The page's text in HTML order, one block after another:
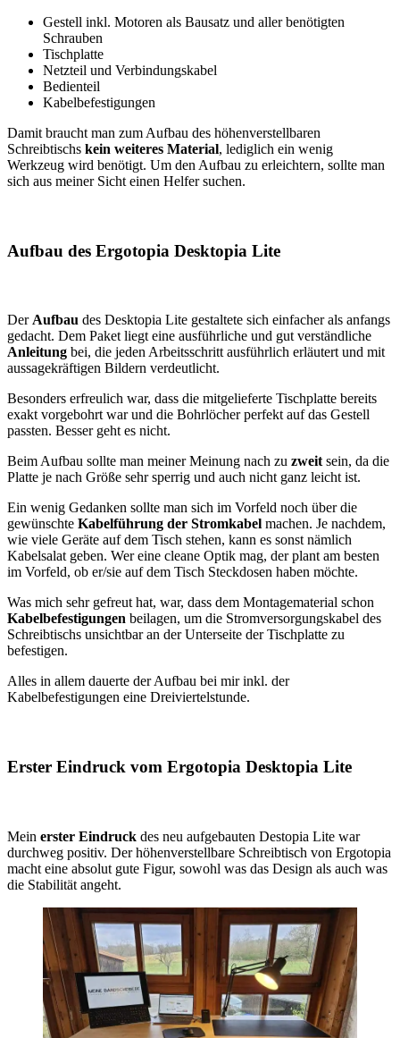
Gestell inkl. Motoren als Bausatz und aller benötigten
Schrauben
Tischplatte
Netzteil und Verbindungskabel
Bedienteil
Kabelbefestigungen
Damit braucht man zum Aufbau des höhenverstellbaren
Schreibtischs kein weiteres Material, lediglich ein wenig
Werkzeug wird benötigt. Um den Aufbau zu erleichtern, sollte man
sich aus meiner Sicht einen Helfer suchen.
Aufbau des Ergotopia Desktopia Lite
Der Aufbau des Desktopia Lite gestaltete sich einfacher als anfangs
gedacht. Dem Paket liegt eine ausführliche und gut verständliche
Anleitung bei, die jeden Arbeitsschritt ausführlich erläutert und mit
aussagekräftigen Bildern verdeutlicht.
Besonders erfreulich war, dass die mitgelieferte Tischplatte bereits
exakt vorgebohrt war und die Bohrlöcher perfekt auf das Gestell
passten. Besser geht es nicht.
Beim Aufbau sollte man meiner Meinung nach zu zweit sein, da die
Platte je nach Größe sehr sperrig und auch nicht ganz leicht ist.
Ein wenig Gedanken sollte man sich im Vorfeld noch über die
gewünschte Kabelführung der Stromkabel machen. Je nachdem,
wie viele Geräte auf dem Tisch stehen, kann es sonst nämlich
Kabelsalat geben. Wer eine cleane Optik mag, der plant am besten
im Vorfeld, ob er/sie auf dem Tisch Steckdosen haben möchte.
Was mich sehr gefreut hat, war, dass dem Montagematerial schon
Kabelbefestigungen beilagen, um die Stromversorgungskabel des
Schreibtischs unsichtbar an der Unterseite der Tischplatte zu
befestigen.
Alles in allem dauerte der Aufbau bei mir inkl. der
Kabelbefestigungen eine Dreiviertelstunde.
Erster Eindruck vom Ergotopia Desktopia Lite
Mein erster Eindruck des neu aufgebauten Destopia Lite war
durchweg positiv. Der höhenverstellbare Schreibtisch von Ergotopia
macht eine absolut gute Figur, sowohl was das Design als auch was
die Stabilität angeht.